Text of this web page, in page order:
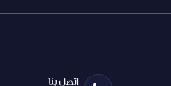
اتصل بنا